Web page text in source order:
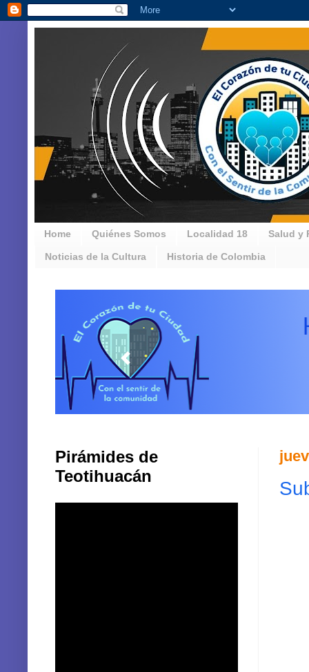
Home Quiénes Somos Localidad 18 Salud y
Noticias de la Cultura Historia de Colombia
Pirámides de
Teotihuacán